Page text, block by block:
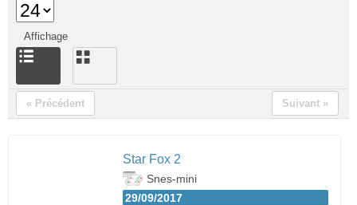
Affichage
« Précédent Suivant »
Star Fox 2
Snes-mini
29/09/2017